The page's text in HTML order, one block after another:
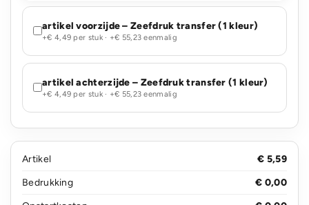
artikel voorzijde – Zeefdruk transfer (1 kleur)
+€ 4,49 per stuk · +€ 55,23 eenmalig
artikel achterzijde – Zeefdruk transfer (1 kleur)
+€ 4,49 per stuk · +€ 55,23 eenmalig
Artikel
€ 5,59
Bedrukking
€ 0,00